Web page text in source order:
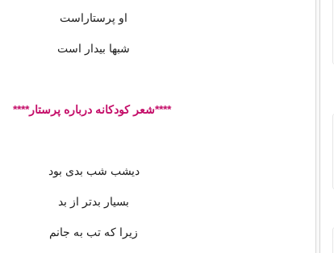
او پرستاراست
شبها بیدار است
****شعر کودکانه درباره پرستار****
دیشب شب بدی بود
بسیار بدتر از بد
زیرا که تب به جانم